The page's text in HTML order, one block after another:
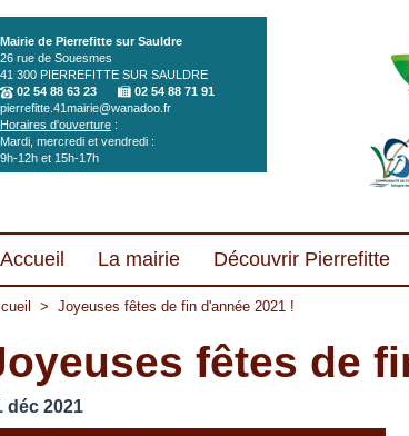
Mairie de Pierrefitte sur Sauldre
26 rue de Souesmes
41 300 PIERREFITTE SUR SAULDRE
02 54 88 63 23
02 54 88 71 91
pierrefitte.41mairie@wanadoo.fr
Horaires d'ouverture :
Mardi, mercredi et vendredi :
9h-12h et 15h-17h
Accueil La mairie Découvrir Pierrefitte
> Joyeuses fêtes de fin d'année 2021 !
fêtes de
déc 2021